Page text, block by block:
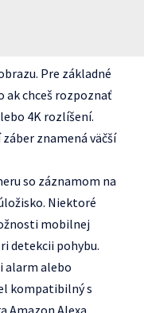
Pre základné
ak chceš rozpoznať
4K rozlíšení.
znamená väčší
so záznamom na
Niektoré
mobilnej
detekcii pohybu.
alarm alebo
kompatibilný s